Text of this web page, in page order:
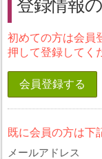
登録情報
初めての方は会員
押して登録してく
会員登録する
既に会員の方は下
メールアドレス